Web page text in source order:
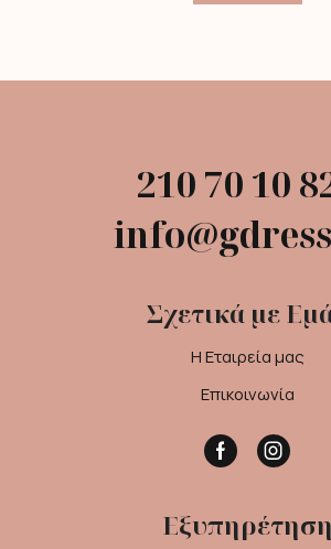
210 70 10
Σχετικά με
Η Εταιρεία μας
Επικοινωνία
Facebook
Εξυπηρέτηση